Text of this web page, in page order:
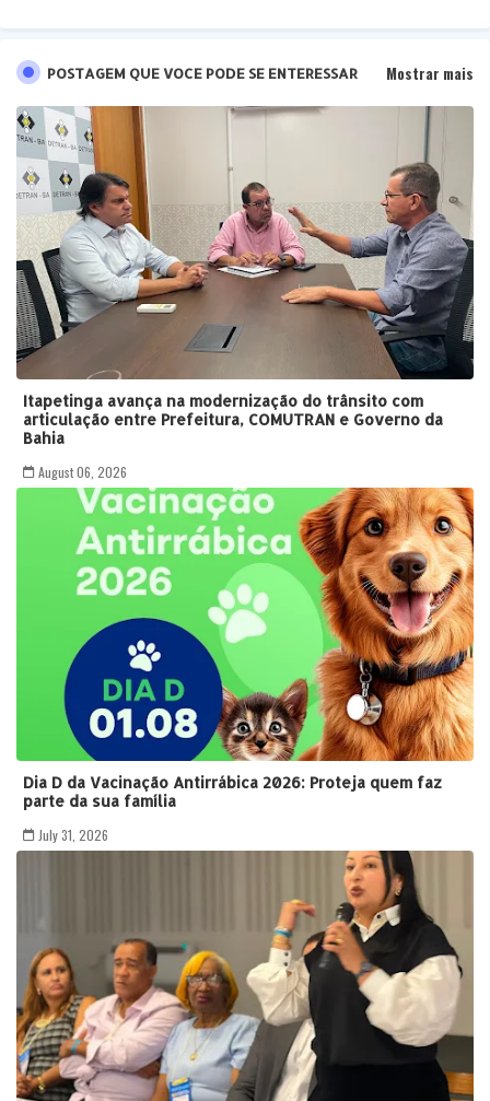
POSTAGEM QUE VOCE PODE SE ENTERESSAR Mostrar mais
Itapetinga avança na modernização do trânsito com
articulação entre Prefeitura, COMUTRAN e Governo da
Bahia
August 06, 2026
Dia D da Vacinação Antirrábica 2026: Proteja quem faz
parte da sua família
July 31, 2026